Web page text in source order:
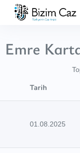
Emre
Tarih
01.08.2025